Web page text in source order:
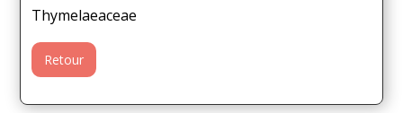
Thymelaeaceae
Retour